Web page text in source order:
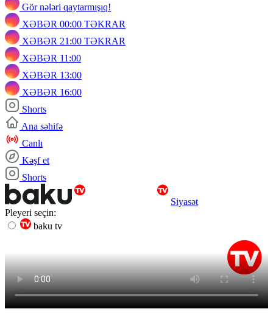
Gör nələri qaytarmışıq!
XƏBƏR 00:00 TƏKRAR
XƏBƏR 21:00 TƏKRAR
XƏBƏR 11:00
XƏBƏR 13:00
XƏBƏR 16:00
Shorts
Ana səhifə
Canlı
Kəşf et
Shorts
Siyasət
Pleyeri seçin:
baku tv